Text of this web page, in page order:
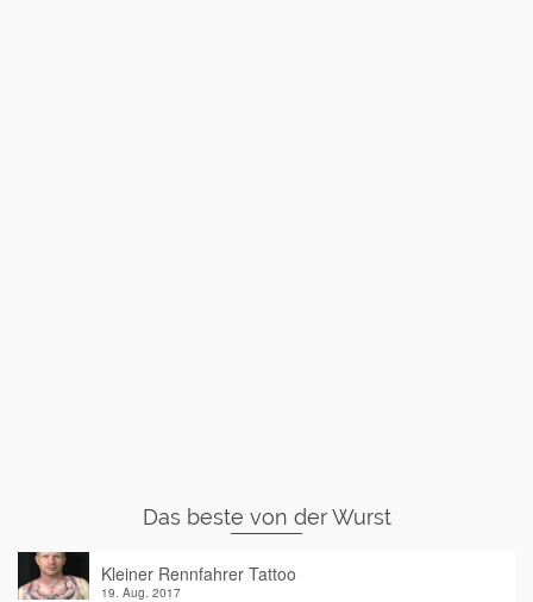
Das beste von der Wurst
Kleiner Rennfahrer Tattoo
19. Aug. 2017